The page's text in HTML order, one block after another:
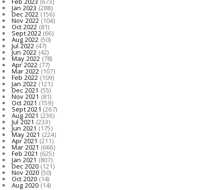
Jan 2023 (288)
Dec 2022(156)
Nov 2022 (104)
Oct 2022 (81)
Sept 2022(66)
Aug 2022 (50)
Jul 2022 (47)
Jun 2022(42)
May 2022(78)
Apr 2022 (77)
Mar 2022(107)
Feb 2022 (109)
Jan 2022 (121)
Dec 2021 (55)
Nov 2021 (81)
Oct 2021 (159)
Sept 2021 (267)
Aug 2021 (236)
Jul 2021 (233)
Jun 2021(175)
May 2021(224)
Apr 2021 (211)
Mar 2021 (666)
Feb 2021 (625)
Jan 2021 (807)
Dec 2020(121)
Nov 2020 (50)
Oct 2020 (14)
Aug 2020(14)